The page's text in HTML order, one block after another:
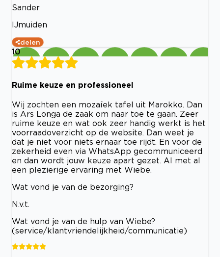
Sander
IJmuiden
delen
10
Ruime keuze en professioneel
Wij zochten een mozaïek tafel uit Marokko. Dan
is Ars Longa de zaak om naar toe te gaan. Zeer
ruime keuze en wat ook zeer handig werkt is het
voorraadoverzicht op de website. Dan weet je
dat je niet voor niets ernaar toe rijdt. En voor de
zekerheid even via WhatsApp gecommuniceerd
en dan wordt jouw keuze apart gezet. Al met al
een plezierige ervaring met Wiebe.
Wat vond je van de bezorging?
N.v.t.
Wat vond je van de hulp van Wiebe?
(service/klantvriendelijkheid/communicatie)